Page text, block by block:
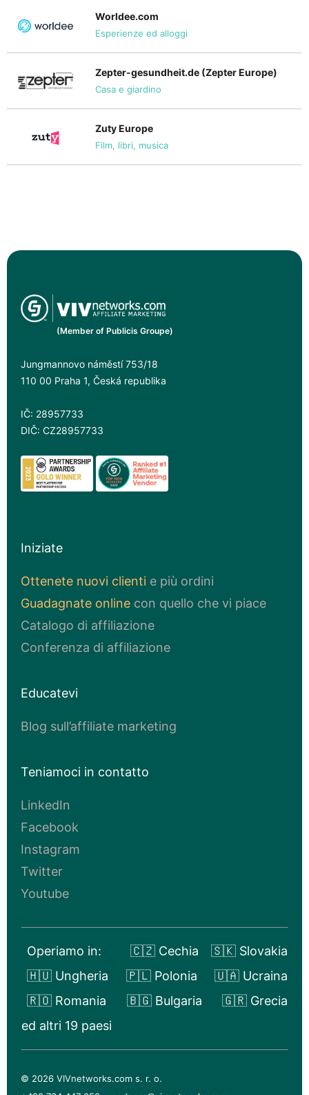
Worldee.com
Esperienze ed alloggi
Zepter-gesundheit.de (Zepter Europe)
Casa e giardino
Zuty Europe
Film, libri, musica
(Member of Publicis Groupe)
Jungmannovo náměstí 753/18
110 00 Praha 1, Česká republika
IČ: 28957733
DIČ: CZ28957733
Iniziate
Ottenete nuovi clienti e più ordini
Guadagnate online con quello che vi piace
Catalogo di affiliazione
Conferenza di affiliazione
Educatevi
Blog sull’affiliate marketing
Teniamoci in contatto
LinkedIn
Facebook
Instagram
Twitter
Youtube
Operiamo in: 🇨🇿 Cechia
🇸🇰 Slovakia
🇭🇺 Ungheria
🇵🇱 Polonia
🇺🇦 Ucraina
🇷🇴 Romania
🇧🇬 Bulgaria
🇬🇷 Grecia
ed altri 19 paesi
© 2026 VIVnetworks.com s. r. o.